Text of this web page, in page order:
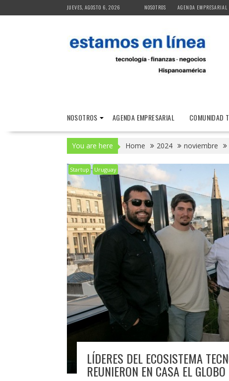
to
JUEVES, AGOSTO 6, 2026 NOSOTROS AGENDA EMPRESARIAL
NOSOTROS AGENDA EMPRESARIAL COMUNIDAD
You are here Home 2024 noviembre
Startup Uruguay
LÍDERES DEL ECOSISTEMA
REUNIERON EN CASA EL GLOBO